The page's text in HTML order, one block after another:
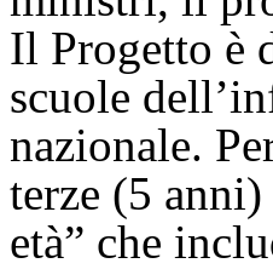
Il Progetto è
scuole
nazionale.
terze (5 anni)
età” che